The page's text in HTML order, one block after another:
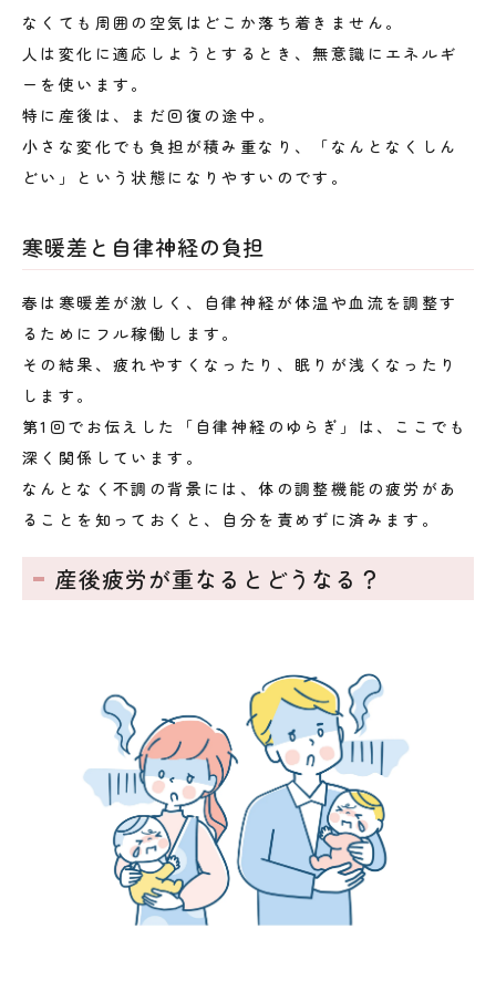
なくても周囲の空気はどこか落ち着きません。
人は変化に適応しようとするとき、無意識にエネルギ
ーを使います。
特に産後は、まだ回復の途中。
小さな変化でも負担が積み重なり、「なんとなくしん
どい」という状態になりやすいのです。
寒暖差と自律神経の負担
春は寒暖差が激しく、自律神経が体温や血流を調整す
るためにフル稼働します。
その結果、疲れやすくなったり、眠りが浅くなったり
します。
第1回でお伝えした「自律神経のゆらぎ」は、ここでも
深く関係しています。
なんとなく不調の背景には、体の調整機能の疲労があ
ることを知っておくと、自分を責めずに済みます。
産後疲労が重なるとどうなる？